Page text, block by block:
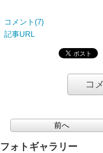
コメント(7)
記事URL
コ
前へ
フォトギャラリー